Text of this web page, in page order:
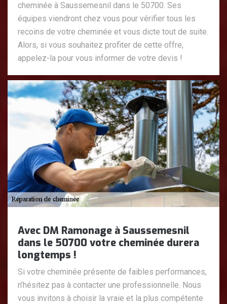
cheminée à Saussemesnil dans le 50700. Ses
équipes viendront chez vous pour vérifier tous les
recoins de votre cheminée et vous dicte tout de suite.
Alors, si vous souhaitez profiter de cette offre,
appelez-la pour vous informer de votre devis !
Avec DM Ramonage à Saussemesnil
dans le 50700 votre cheminée durera
longtemps !
Si votre cheminée présente de faibles performances,
n’hésitez pas à contacter une professionnelle. Nous
vous invitons à choisir la vraie et la plus compétente